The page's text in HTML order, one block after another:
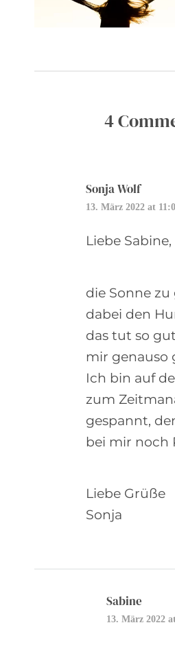
4
Sonja Wolf
13. März 2022 at
Liebe Sabine,
die Sonne
dabei den
das tut so
mir genauso
Ich bin auf
zum
gespannt,
bei mir noch
Liebe Grüße
Sonja
Sabine
13. März 2022